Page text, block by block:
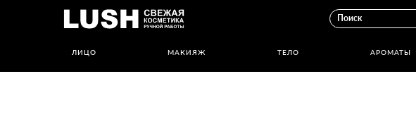
ЛИЦО МАКИЯЖ ТЕЛО АРОМАТЫ